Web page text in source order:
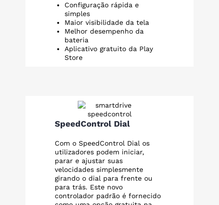
Configuração rápida e
simples
Maior visibilidade da tela
Melhor desempenho da
bateria
Aplicativo gratuito da Play
Store
SpeedControl Dial
Com o SpeedControl Dial os
utilizadores podem iniciar,
parar e ajustar suas
velocidades simplesmente
girando o dial para frente ou
para trás. Este novo
controlador padrão é fornecido